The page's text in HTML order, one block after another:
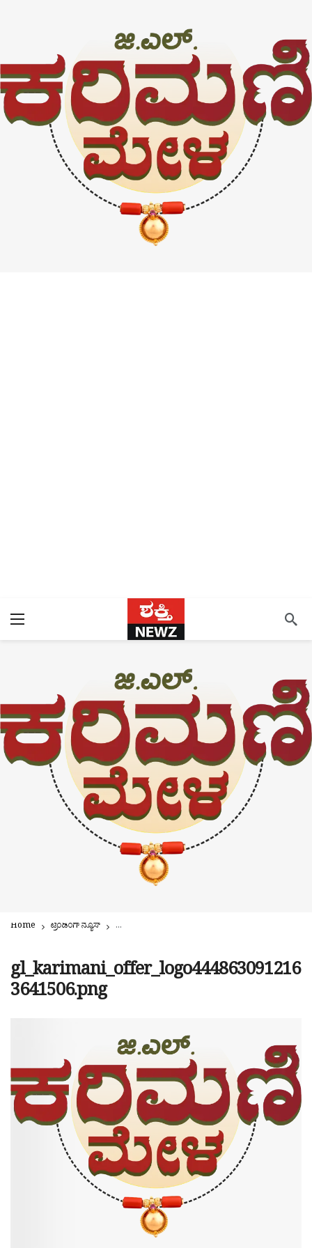
Home ಟ್ರೆಂಡಿಂಗ್ ನ್ಯೂಸ್ ಪುತ್ತೂರು: ಜೂ. 9ರಿಂದ ‘ಜಿ.ಎಲ್ ಕರಿಮಣಿ ಮೇಳ’ | ಜಿ.ಎಲ್‌.
gl_karimani_offer_logo444863091216
3641506.png